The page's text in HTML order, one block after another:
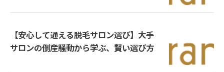
【安心して通える脱毛サロン選び】大手
サロンの倒産騒動から学ぶ、賢い選び方